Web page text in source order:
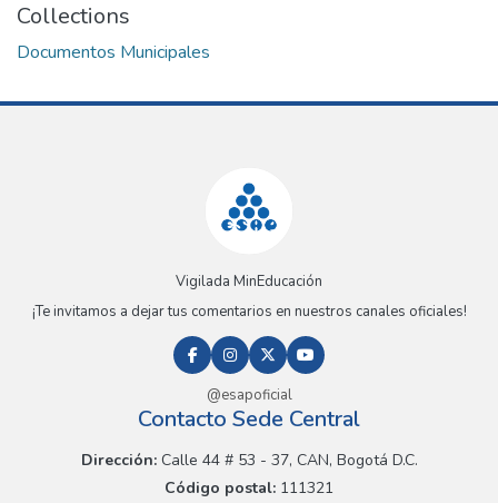
Collections
Documentos Municipales
Vigilada MinEducación
¡Te invitamos a dejar tus comentarios en nuestros canales oficiales!
@esapoficial
Contacto Sede Central
Dirección:Calle 44 # 53 - 37, CAN, Bogotá D.C.
Código postal: 111321